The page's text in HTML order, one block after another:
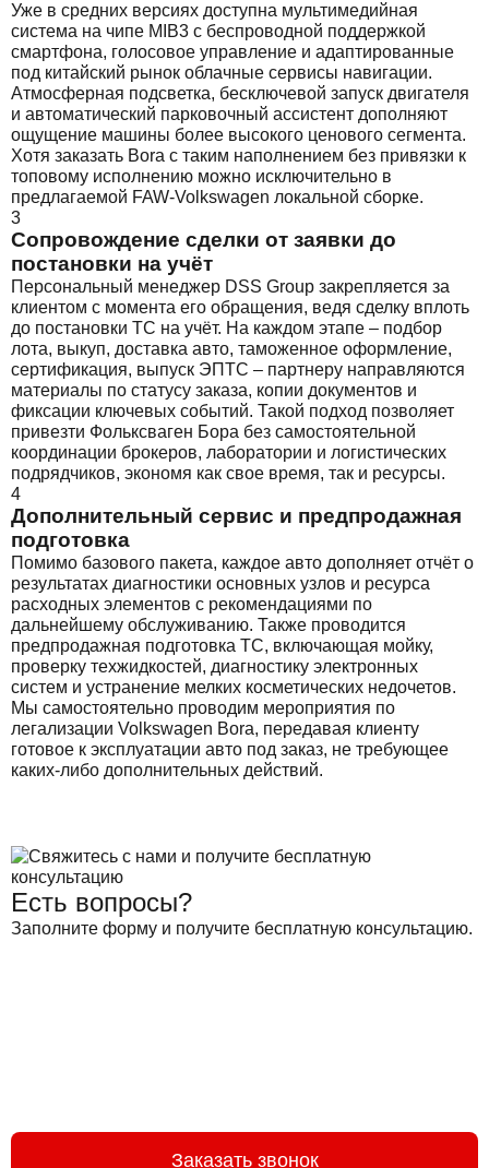
Уже в средних версиях доступна мультимедийная
система на чипе MIB3 с беспроводной поддержкой
смартфона, голосовое управление и адаптированные
под китайский рынок облачные сервисы навигации.
Атмосферная подсветка, бесключевой запуск двигателя
и автоматический парковочный ассистент дополняют
ощущение машины более высокого ценового сегмента.
Хотя заказать Bora с таким наполнением без привязки к
топовому исполнению можно исключительно в
предлагаемой FAW-Volkswagen локальной сборке.
3
Сопровождение сделки от заявки до
постановки на учёт
Персональный менеджер DSS Group закрепляется за
клиентом с момента его обращения, ведя сделку вплоть
до постановки ТС на учёт. На каждом этапе – подбор
лота, выкуп, доставка авто, таможенное оформление,
сертификация, выпуск ЭПТС – партнеру направляются
материалы по статусу заказа, копии документов и
фиксации ключевых событий. Такой подход позволяет
привезти Фольксваген Бора без самостоятельной
координации брокеров, лаборатории и логистических
подрядчиков, экономя как свое время, так и ресурсы.
4
Дополнительный сервис и предпродажная
подготовка
Помимо базового пакета, каждое авто дополняет отчёт о
результатах диагностики основных узлов и ресурса
расходных элементов с рекомендациями по
дальнейшему обслуживанию. Также проводится
предпродажная подготовка ТС, включающая мойку,
проверку техжидкостей, диагностику электронных
систем и устранение мелких косметических недочетов.
Мы самостоятельно проводим мероприятия по
легализации Volkswagen Bora, передавая клиенту
готовое к эксплуатации авто под заказ, не требующее
каких-либо дополнительных действий.
Есть вопросы?
Заполните форму и получите бесплатную консультацию.
Заказать звонок